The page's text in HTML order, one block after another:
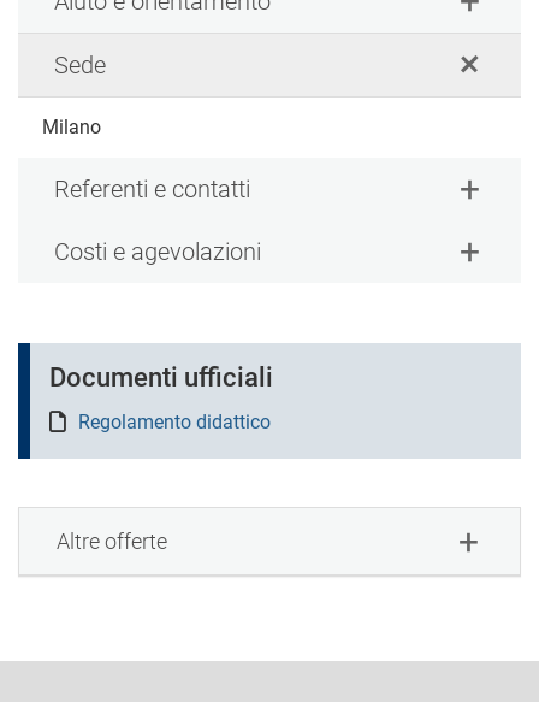
Sede
Milano
Referenti e contatti
Costi e agevolazioni
Documenti ufficiali
Regolamento didattico
Altre offerte